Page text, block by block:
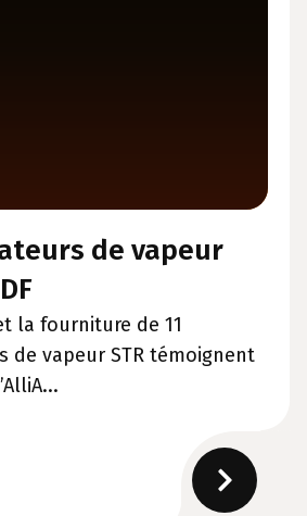
de vapeur
la fourniture de 11
de vapeur STR témoignent